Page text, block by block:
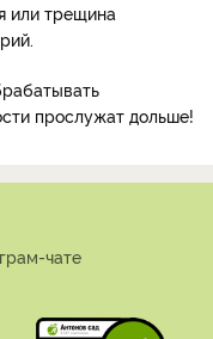
или трещина
прослужат дольше!
чате